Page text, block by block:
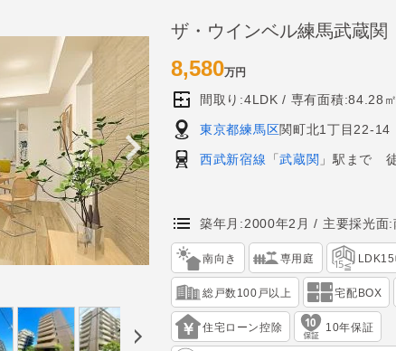
ザ・ウインベル練馬武蔵関
8,580万円
間取り:4LDK 専有面積:84.28
東京都練馬区関町北1丁目22-14
西武新宿線 「武蔵関 」駅まで
築年月:2000年2月 主要採光面:
南向き 専用庭
総戸数100戸以上 宅配BOX
住宅ローン控除 10年保証